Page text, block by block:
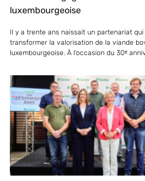
luxembourgeoise
Il y a trente ans naissait un partenariat
transformer la valorisation de la viande
luxembourgeoise. À l’occasion du 30ᵉ